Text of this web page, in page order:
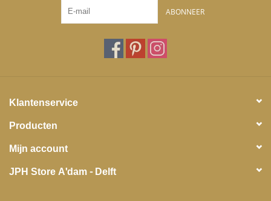
ABONNEER
Klantenservice
Producten
Mijn account
JPH Store A'dam - Delft